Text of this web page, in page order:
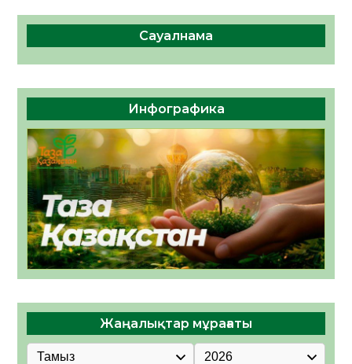
Сауалнама
Инфографика
Жаңалықтар мұрағаты